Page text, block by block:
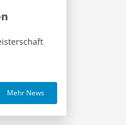
Mehr News